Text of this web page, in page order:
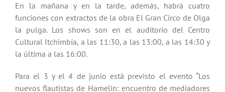
En la mañana y en la tarde, además, habrá cuatro
funciones con extractos de la obra El Gran Circo de Olga
la pulga. Los shows son en el auditorio del Centro
Cultural Itchimbía, a las 11:30, a las 13:00, a las 14:30 y
la última a las 16:00.
Para el 3 y el 4 de junio está previsto el evento “Los
nuevos flautistas de Hamelin: encuentro de mediadores